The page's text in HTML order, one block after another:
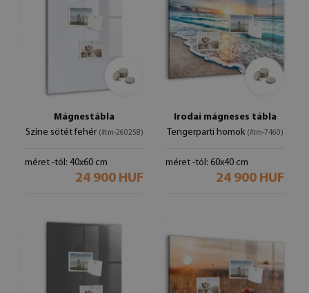
Mágnestábla
Színe sötét fehér (#tm-260258)
méret -tól: 40x60 cm
24 900 HUF
Irodai mágneses tábla
Tengerparti homok (#tm-7460)
méret -tól: 60x40 cm
24 900 HUF